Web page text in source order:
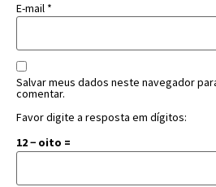
E-mail *
Salvar meus dados neste navegador
comentar.
Favor digite a resposta em dígitos:
12 − oito =